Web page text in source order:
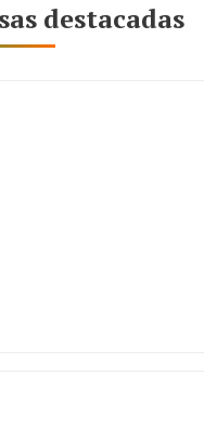
destacadas